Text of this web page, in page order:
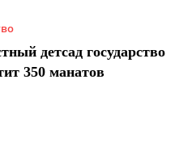
детсад государство
350 манатов